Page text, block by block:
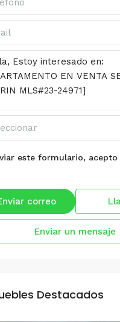
este formulario, acepto
correo
Enviar un mensaje
Destacados